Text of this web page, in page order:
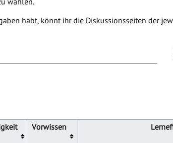
habt, könnt ihr die Diskussionsseiten der
Vorwissen